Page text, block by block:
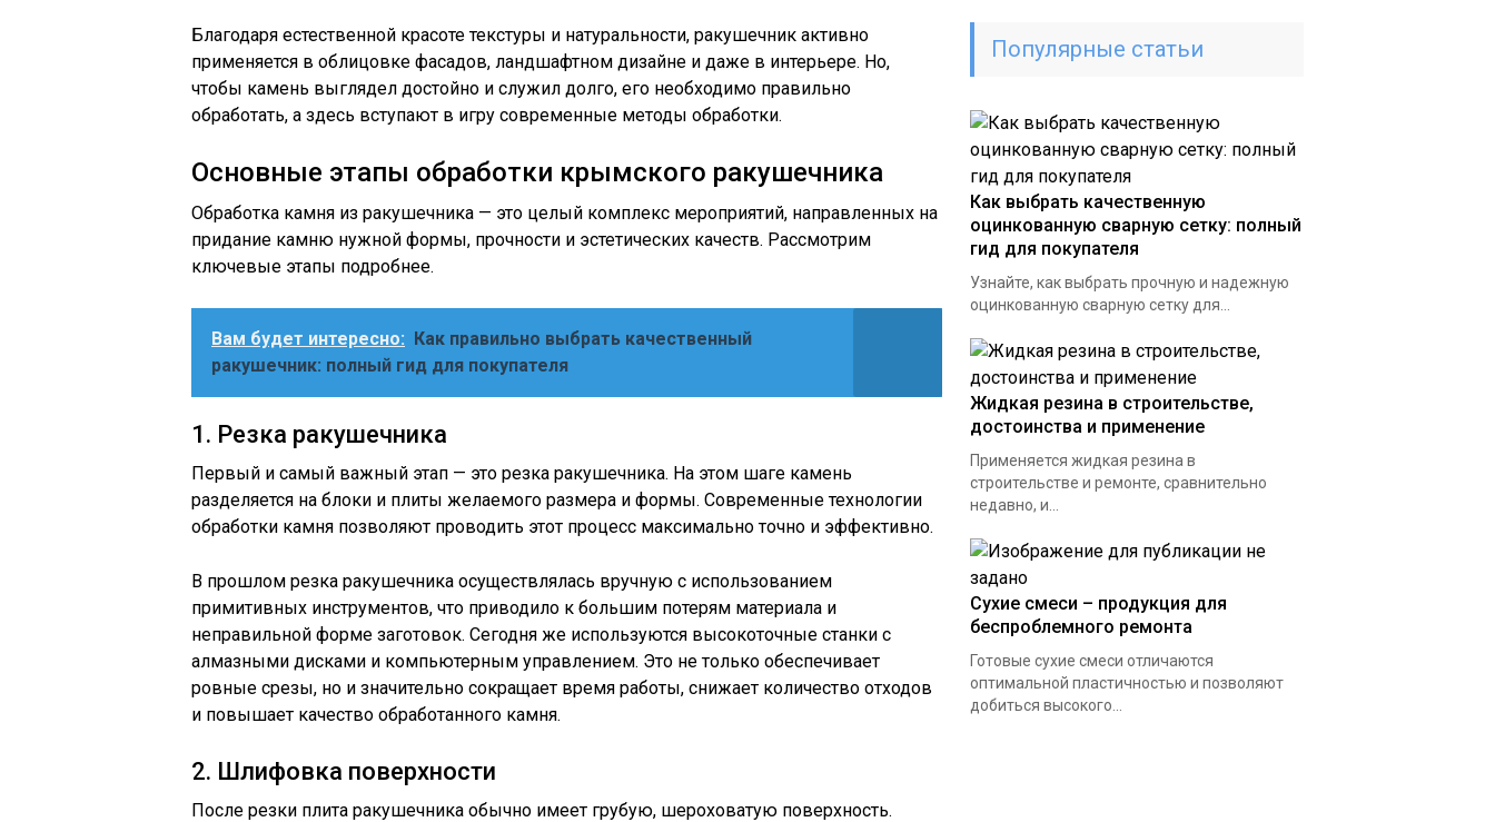
Благодаря естественной красоте текстуры и натуральности, ракушечник активно
применяется в облицовке фасадов, ландшафтном дизайне и даже в интерьере. Но,
чтобы камень выглядел достойно и служил долго, его необходимо правильно
обработать, а здесь вступают в игру современные методы обработки.
Основные этапы обработки крымского ракушечника
Обработка камня из ракушечника — это целый комплекс мероприятий, направленных на
придание камню нужной формы, прочности и эстетических качеств. Рассмотрим
ключевые этапы подробнее.
Вам будет интересно: Как правильно выбрать качественный
ракушечник: полный гид для покупателя
1. Резка ракушечника
Первый и самый важный этап — это резка ракушечника. На этом шаге камень
разделяется на блоки и плиты желаемого размера и формы. Современные технологии
обработки камня позволяют проводить этот процесс максимально точно и эффективно.
В прошлом резка ракушечника осуществлялась вручную с использованием
примитивных инструментов, что приводило к большим потерям материала и
неправильной форме заготовок. Сегодня же используются высокоточные станки с
алмазными дисками и компьютерным управлением. Это не только обеспечивает
ровные срезы, но и значительно сокращает время работы, снижает количество отходов
и повышает качество обработанного камня.
2. Шлифовка поверхности
После резки плита ракушечника обычно имеет грубую, шероховатую поверхность.
совершенства
Популярные статьи
Как выбрать качественную
оцинкованную сварную сетку: полный
гид для покупателя
Узнайте, как выбрать прочную и надежную
оцинкованную сварную сетку для...
Жидкая резина в строительстве,
достоинства и применение
Применяется жидкая резина в
строительстве и ремонте, сравнительно
недавно, и...
Сухие смеси – продукция для
беспроблемного ремонта
Готовые сухие смеси отличаются
оптимальной пластичностью и позволяют
добиться высокого...